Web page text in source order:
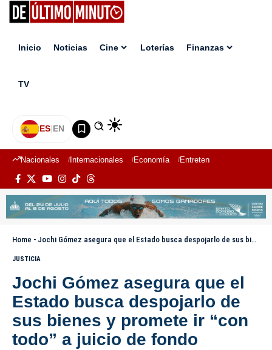
Inicio Noticias Cine Loterías Finanzas
TV
ES|EN
Nacionales Internacionales Economía Entretenimiento
Home - Jochi Gómez asegura que el Estado busca despojarlo de sus bienes y promete ir “con todo” a juicio de fondo
JUSTICIA
Jochi Gómez asegura que el
Estado busca despojarlo de
sus bienes y promete ir “con
todo” a juicio de fondo